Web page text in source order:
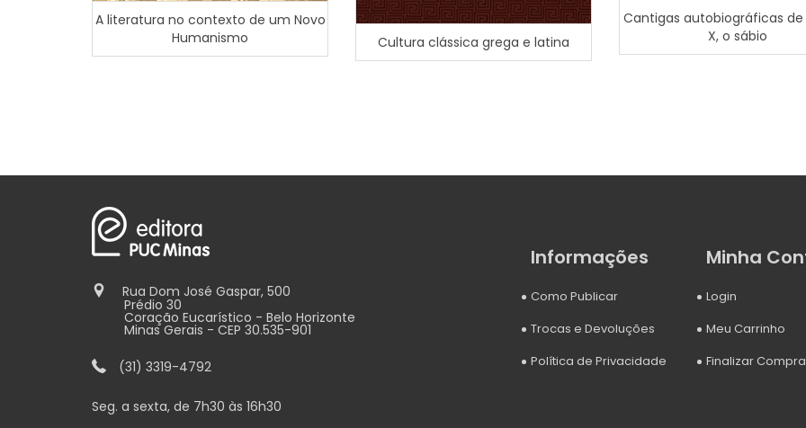
A literatura no contexto de um Novo
Humanismo
Cultura clássica grega e latina
Cantigas autobiográficas de
X, o sábio
Rua Dom José Gaspar, 500
Prédio 30
Coração Eucarístico - Belo Horizonte
Minas Gerais - CEP 30.535-901
(31) 3319-4792
Seg. a sexta, de 7h30 às 16h30
Informações
Como Publicar
Trocas e Devoluções
Política de Privacidade
Minha
Login
Meu Carrinho
Finalizar Compra